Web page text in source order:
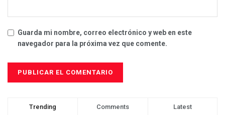
Guarda mi nombre, correo electrónico y web en este
navegador para la próxima vez que comente.
Trending Comments Latest